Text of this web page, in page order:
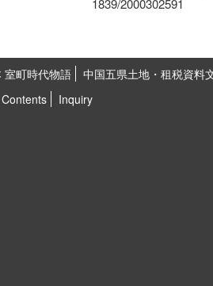
1839/2000302591
室町時代物語
中国五県土地・租税資料
Inquiry